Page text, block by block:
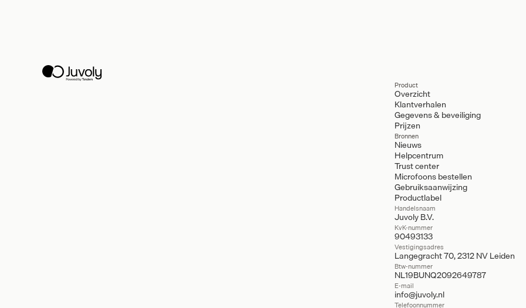
Product
Overzicht
Klantverhalen
Gegevens & beveiliging
Prijzen
Bronnen
Nieuws
Helpcentrum
Trust center
Microfoons bestellen
Gebruiksaanwijzing
Productlabel
Handelsnaam
Juvoly B.V.
KvK-nummer
90493133
Vestigingsadres
Langegracht 70, 2312 NV Leiden
Btw-nummer
NL19BUNQ2092649787
E-mail
info@juvoly.nl
Telefoonnummer